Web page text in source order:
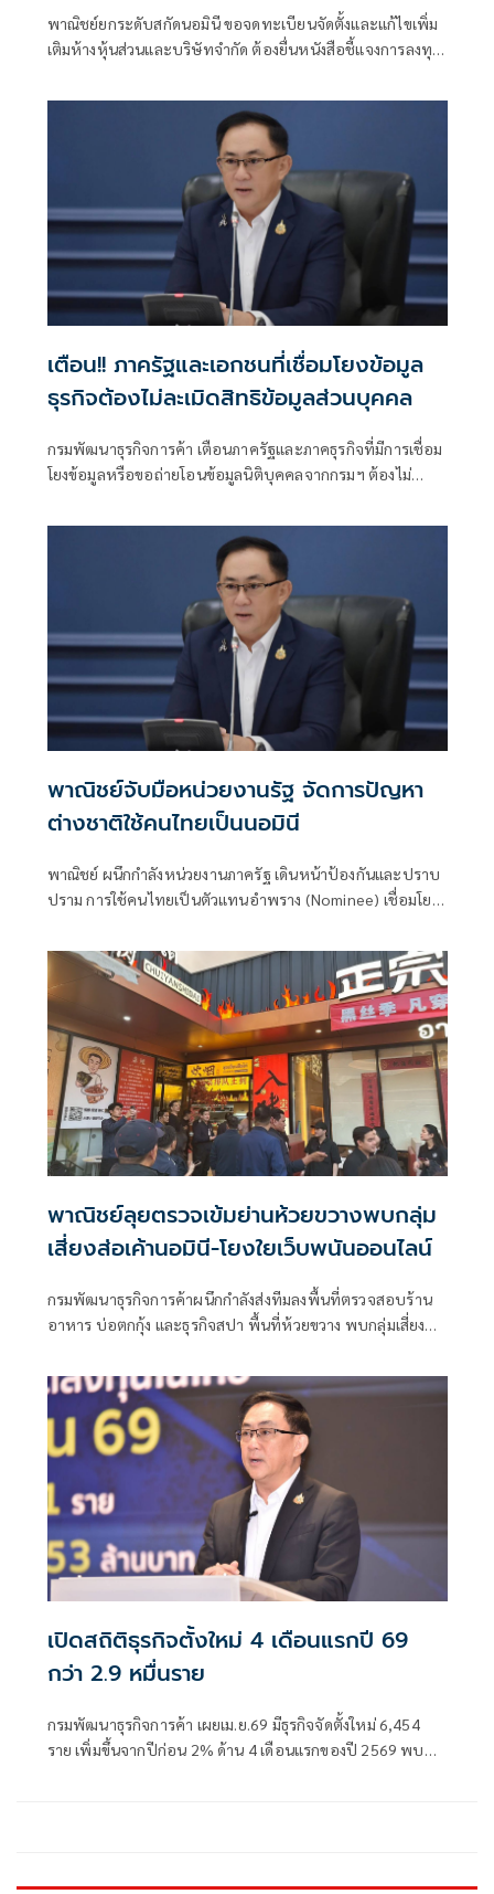
พาณิชย์ยกระดับสกัดนอมินี ขอจดทะเบียนจัดตั้งและแก้ไขเพิ่ม
เติมห้างหุ้นส่วนและบริษัทจำกัด ต้องยื่นหนังสือชี้แจงการลงทุน
เตือน!! ภาครัฐและเอกชนที่เชื่อมโยงข้อมูล
ธุรกิจต้องไม่ละเมิดสิทธิข้อมูลส่วนบุคคล
กรมพัฒนาธุรกิจการค้า เตือนภาครัฐและภาคธุรกิจที่มีการเชื่อม
โยงข้อมูลหรือขอถ่ายโอนข้อมูลนิติบุคคลจากกรมฯ ต้องไม่
โดยไม่ได้รับอนุญาต เป็นการละเมิดสิทธิตามกฎหมาย PDPA ย้ำ
หากไม่ปฏิบัติตามหรือฝ่าฝืนจะมีความรับผิดทั้งซึ่งมีความผิดทั้ง
ทางแพ่ง ทางอาญา และทางปกครอง
พาณิชย์จับมือหน่วยงานรัฐ จัดการปัญหา
ต่างชาติใช้คนไทยเป็นนอมินี
พาณิชย์ ผนึกกำลังหน่วยงานภาครัฐ เดินหน้าป้องกันและปราบ
ปราม การใช้คนไทยเป็นตัวแทนอำพราง (Nominee) เชื่อมโยง
พาณิชย์ลุยตรวจเข้มย่านห้วยขวางพบกลุ่ม
เสี่ยงส่อเค้านอมินี-โยงใยเว็บพนันออนไลน์
กรมพัฒนาธุรกิจการค้าผนึกกำลังส่งทีมลงพื้นที่ตรวจสอบร้าน
อาหาร บ่อตกกุ้ง และธุรกิจสปา พื้นที่ห้วยขวาง พบกลุ่มเสี่ยงส่อ
บุคคลชาวต่างชาติ เตรียมขยายผลตรวจสอบเส้นทางการเงิน
และระบบชําระเงินเชิงลึกหากพบผิด ดำเนินการตามกฎหมาย
ทันที
เปิดสถิติธุรกิจตั้งใหม่ 4 เดือนแรกปี 69
กว่า 2.9 หมื่นราย
กรมพัฒนาธุรกิจการค้า เผยเม.ย.69 มีธุรกิจจัดตั้งใหม่ 6,454
ราย เพิ่มขึ้นจากปีก่อน 2% ด้าน 4 เดือนแรกของปี 2569 พบ